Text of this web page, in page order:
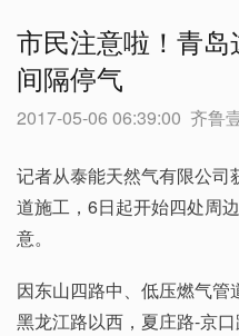
市民注意啦！青
间隔停气
2017-05-06 06:39:00 齐鲁
记者从泰能天然气有限公司
道施工，6日起开始四处周
意。
因东山四路中、低压燃气管
黑龙江路以西，夏庄路-京